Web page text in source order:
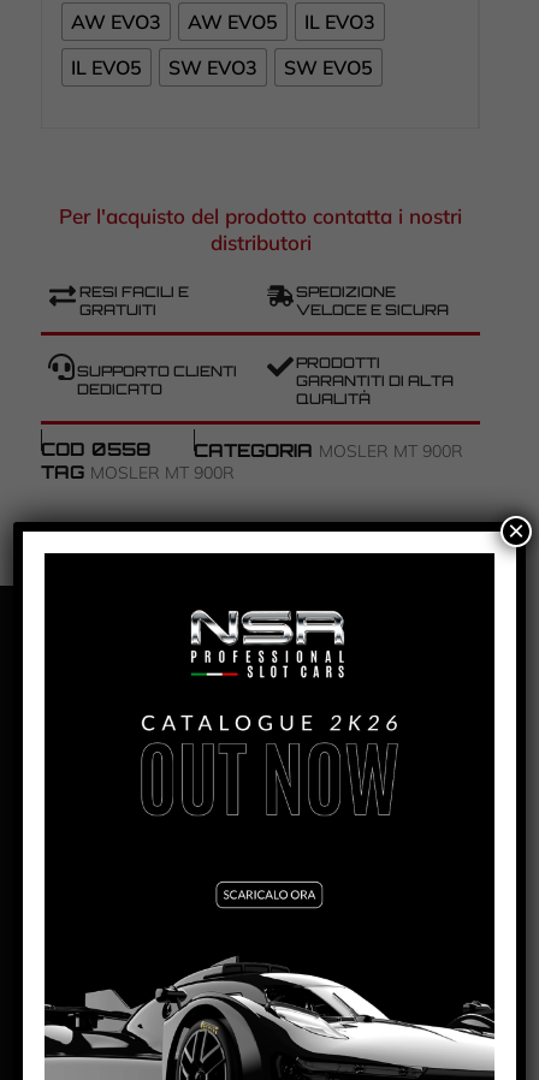
AW EVO3 AW EVO5
IL EVO3
IL EVO5
SW EVO3 SW EVO5
Per l'acquisto del prodotto contatta i nostri
distributori
RESI FACILI E
GRATUITI
SPEDIZIONE
VELOCE E SICURA
SUPPORTO CLIENTI
DEDICATO
PRODOTTI
GARANTITI DI ALTA
QUALITÀ
COD 0558 CATEGORIA MOSLER MT 900R
TAG MOSLER MT 900R
PANORAMICA
LIVERY RED #58
Novembre
MOTORE AW:King Evo3 21.400 rpm
DISTANZA ASSE POSTERIORE / GUIDA: 101
PESO CORPO:-16g
×